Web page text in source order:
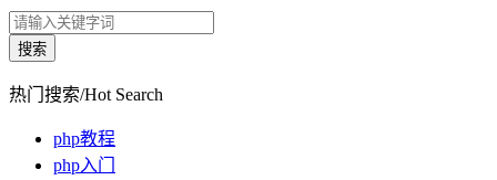
热门搜索/Hot Search
php教程
php入门